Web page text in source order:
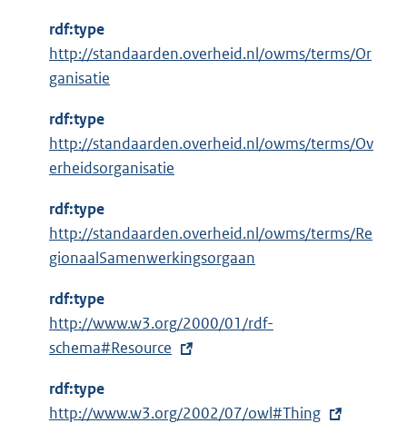
n
k
:
rdf:type
http://standaarden.overheid.nl/owms/terms/Or
ganisatie
rdf:type
http://standaarden.overheid.nl/owms/terms/Ov
erheidsorganisatie
rdf:type
http://standaarden.overheid.nl/owms/terms/Re
gionaalSamenwerkingsorgaan
rdf:type
E
x
e
r
http://www.w3.org/2000/01/rdf-
schema#Resource
rdf:type
E
http://www.w3.org/2002/07/owl#Thing